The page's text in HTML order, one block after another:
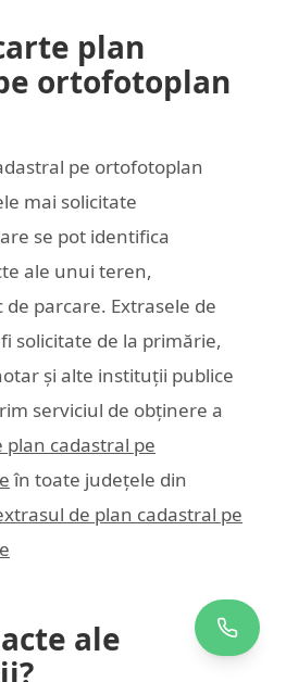
plan
ortofotoplan
pe ortofotoplan
mai solicitate
se pot identifica
ale unui teren,
parcare. Extrasele de
solicitate de la primărie,
și alte instituții publice
serviciul de obținere a
plan cadastral pe
în toate județele din
de plan cadastral pe
ale